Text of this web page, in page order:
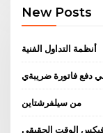
New Posts
أنظمة التداول الفنية
من سيلفرشتاين
فيكس الوقت الحقيقي